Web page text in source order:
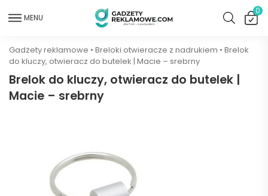
MENU
0
Gadżety reklamowe • Breloki otwieracze z nadrukiem • Brelok
do kluczy, otwieracz do butelek | Macie – srebrny
Brelok do kluczy, otwieracz do butelek |
Macie – srebrny